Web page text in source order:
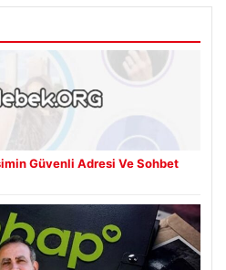
Güvenli Adresi Ve Sohbet